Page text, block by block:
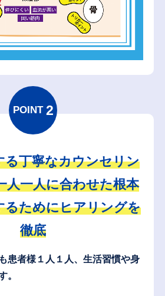
POINT 2
る丁寧なカウンセリン
人一人に合わせた根本
るためにヒアリングを
徹底
患者様１人１人、生活習慣や身
。